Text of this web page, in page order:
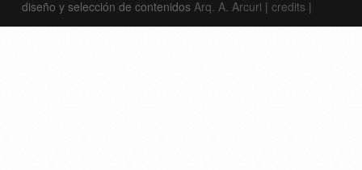
diseño y selección de contenidos Arq. A. Arcuri | credits |